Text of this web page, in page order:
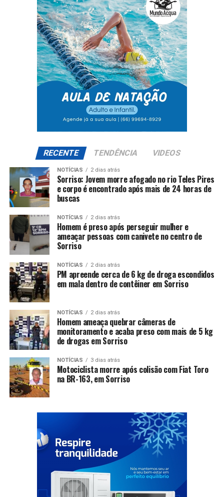
RECENTE TENDÊNCIA VIDEOS
NOTÍCIAS 2 dias atrás
Sorriso: Jovem morre afogado no rio Teles Pires
e corpo é encontrado após mais de 24 horas de
buscas
NOTÍCIAS 2 dias atrás
Homem é preso após perseguir mulher e
ameaçar pessoas com canivete no centro de
Sorriso
NOTÍCIAS 2 dias atrás
PM apreende cerca de 6 kg de droga escondidos
em mala dentro de contêiner em Sorriso
NOTÍCIAS 2 dias atrás
Homem ameaça quebrar câmeras de
monitoramento e acaba preso com mais de 5 kg
de drogas em Sorriso
NOTÍCIAS 3 dias atrás
Motociclista morre após colisão com Fiat Toro
na BR-163, em Sorriso